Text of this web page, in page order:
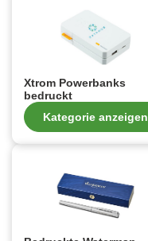
Xtrom Powerbanks
bedruckt
Kategorie anzeigen